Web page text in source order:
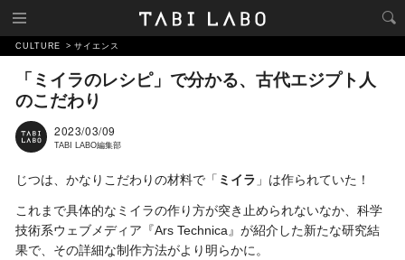
CULTURE サイエンス
「ミイラのレシピ」で分かる、古代エジプト人
のこだわり
2023/03/09
TABI LABO編集部
じつは、かなりこだわりの材料で「 ミイラ 」は作られていた！
これまで具体的なミイラの作り方が突き止められないなか、科学
技術系ウェブメディア『Ars Technica』が紹介した新たな研究結
果で、その詳細な制作方法がより明らかに。